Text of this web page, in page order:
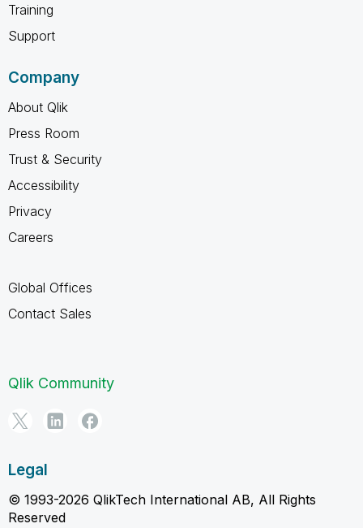
Training
Support
Company
About Qlik
Press Room
Trust & Security
Accessibility
Privacy
Careers
Global Offices
Contact Sales
Qlik Community
Legal
© 1993-2026 QlikTech International AB, All Rights
Reserved